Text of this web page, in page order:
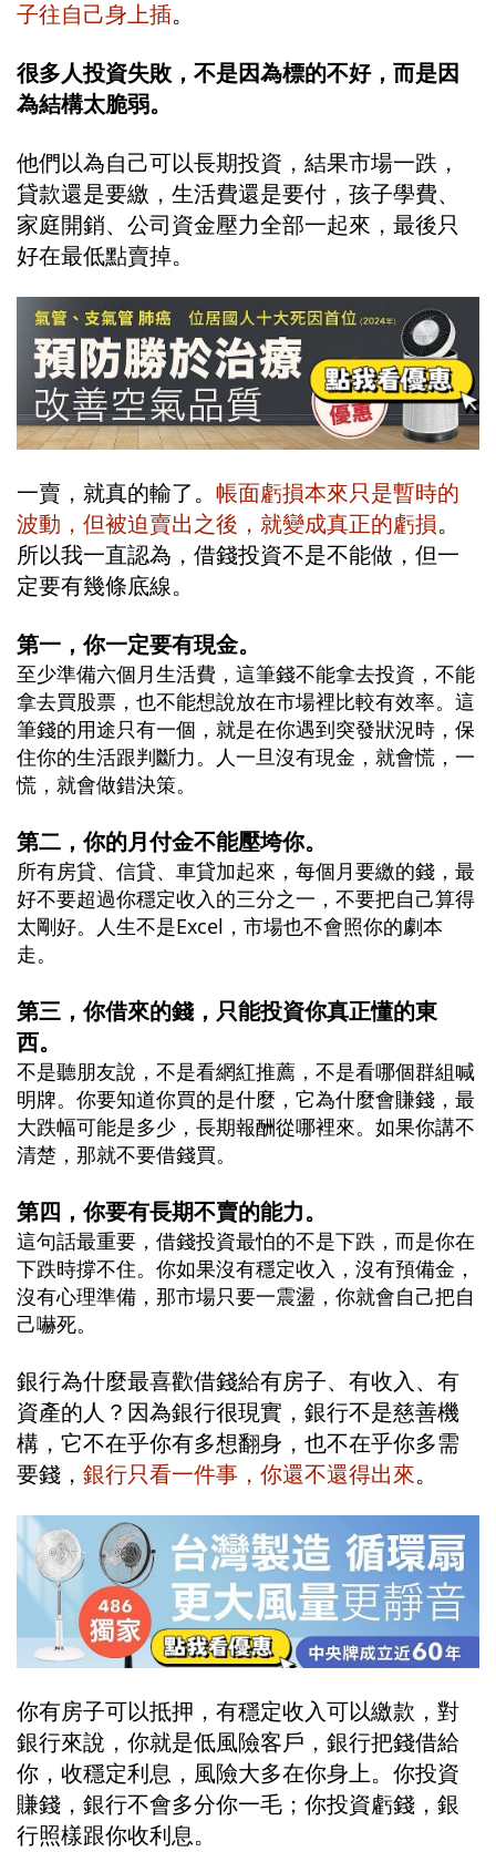
子往自己身上插。
很多人投資失敗，不是因為標的不好，而是因
為結構太脆弱。
他們以為自己可以長期投資，結果市場一跌，
貸款還是要繳，生活費還是要付，孩子學費、
家庭開銷、公司資金壓力全部一起來，最後只
好在最低點賣掉。
一賣，就真的輸了。 帳面虧損本來只是暫時的
波動，但被迫賣出之後，就變成真正的虧損。
所以我一直認為，借錢投資不是不能做，但一
定要有幾條底線。
第一，你一定要有現金。
至少準備六個月生活費，這筆錢不能拿去投資，不能
拿去買股票，也不能想說放在市場裡比較有效率。這
筆錢的用途只有一個，就是在你遇到突發狀況時，保
住你的生活跟判斷力。人一旦沒有現金，就會慌，一
慌，就會做錯決策。
第二，你的月付金不能壓垮你。
所有房貸、信貸、車貸加起來，每個月要繳的錢，最
好不要超過你穩定收入的三分之一，不要把自己算得
太剛好。人生不是Excel，市場也不會照你的劇本
走。
第三，你借來的錢，只能投資你真正懂的東
西。
不是聽朋友說，不是看網紅推薦，不是看哪個群組喊
明牌。你要知道你買的是什麼，它為什麼會賺錢，最
大跌幅可能是多少，長期報酬從哪裡來。如果你講不
清楚，那就不要借錢買。
第四，你要有長期不賣的能力。
這句話最重要，借錢投資最怕的不是下跌，而是你在
下跌時撐不住。你如果沒有穩定收入，沒有預備金，
沒有心理準備，那市場只要一震盪，你就會自己把自
己嚇死。
銀行為什麼最喜歡借錢給有房子、有收入、有
資產的人？因為銀行很現實，銀行不是慈善機
構，它不在乎你有多想翻身，也不在乎你多需
要錢， 銀行只看一件事，你還不還得出來。
你有房子可以抵押，有穩定收入可以繳款，對
銀行來說，你就是低風險客戶，銀行把錢借給
你，收穩定利息，風險大多在你身上。你投資
賺錢，銀行不會多分你一毛；你投資虧錢，銀
行照樣跟你收利息。